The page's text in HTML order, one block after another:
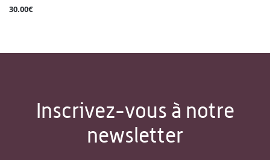
30.00€
Inscrivez-vous à notre
newsletter